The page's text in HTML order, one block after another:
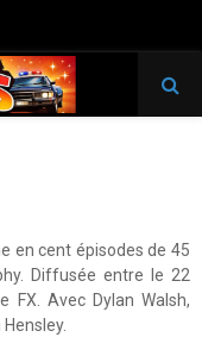
en cent épisodes de 45
Diffusée entre le 22
Avec Dylan Walsh,